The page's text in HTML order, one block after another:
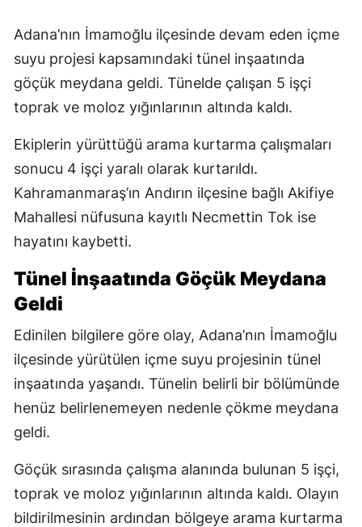
Adana’nın İmamoğlu ilçesinde devam eden içme
suyu projesi kapsamındaki tünel inşaatında
göçük meydana geldi. Tünelde çalışan 5 işçi
toprak ve moloz yığınlarının altında kaldı.
Ekiplerin yürüttüğü arama kurtarma çalışmaları
sonucu 4 işçi yaralı olarak kurtarıldı.
Kahramanmaraş’ın Andırın ilçesine bağlı Akifiye
Mahallesi nüfusuna kayıtlı Necmettin Tok ise
hayatını kaybetti.
Tünel İnşaatında Göçük Meydana
Geldi
Edinilen bilgilere göre olay, Adana’nın İmamoğlu
ilçesinde yürütülen içme suyu projesinin tünel
inşaatında yaşandı. Tünelin belirli bir bölümünde
henüz belirlenemeyen nedenle çökme meydana
geldi.
Göçük sırasında çalışma alanında bulunan 5 işçi,
toprak ve moloz yığınlarının altında kaldı. Olayın
bildirilmesinin ardından bölgeye arama kurtarma